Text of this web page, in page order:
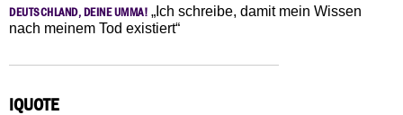
DEUTSCHLAND, DEINE UMMA! „Ich schreibe, damit mein Wissen
nach meinem Tod existiert“
IQUOTE